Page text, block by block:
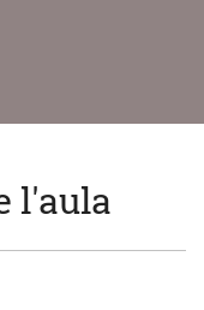
l'aula